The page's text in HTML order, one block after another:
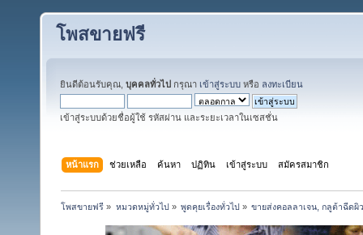
โพสขายฟรี
ยินดีต้อนรับคุณ, บุคคลทั่วไป กรุณา เข้าสู่ระบบ หรือ ลงทะเบียน
เข้าสู่ระบบด้วยชื่อผู้ใช้ รหัสผ่าน และระยะเวลาในเซสชั่น
หน้าแรก ช่วยเหลือ ค้นหา ปฏิทิน เข้าสู่ระบบ สมัครสมาชิก
โพสขายฟรี » หมวดหมู่ทั่วไป» พูดคุยเรื่องทั่วไป» ขายส่งคอลลาเจน, กลูต้าฉีดผิ